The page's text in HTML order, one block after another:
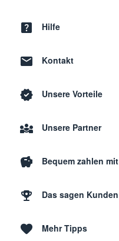
Hilfe
Kontakt
Unsere Vorteile
Unsere Partner
Bequem zahlen mit
Das sagen Kunden
Mehr Tipps